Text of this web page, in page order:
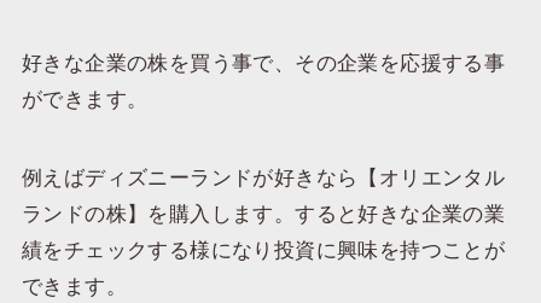
好きな企業の株を買う事で、その企業を応援する事
ができます。
例えばディズニーランドが好きなら【オリエンタル
ランドの株】を購入します。すると好きな企業の業
績をチェックする様になり投資に興味を持つことが
できます。